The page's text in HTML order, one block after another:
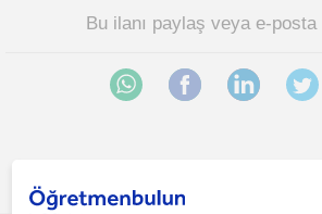
Bu ilanı paylaş veya e-